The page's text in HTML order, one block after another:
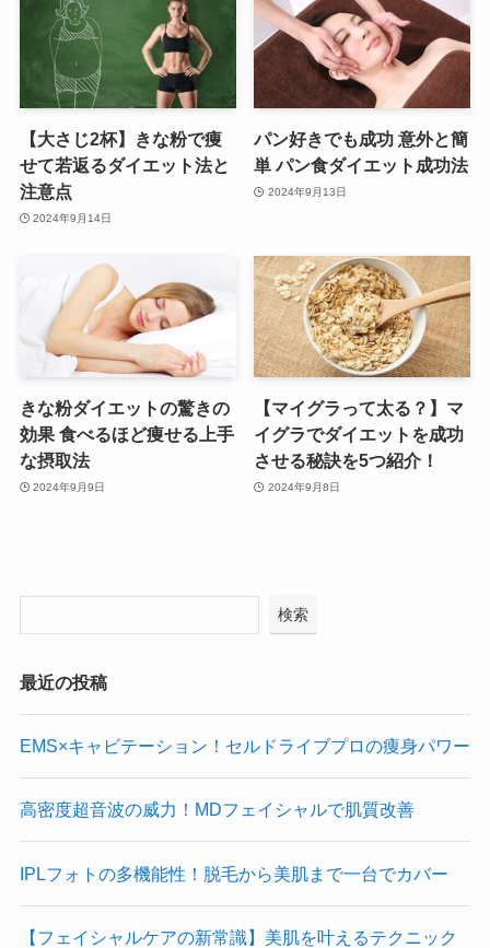
【大さじ2杯】きな粉で痩
せて若返るダイエット法と
注意点
2024年9月14日
パン好きでも成功 意外と簡
単 パン食ダイエット成功法
2024年9月13日
きな粉ダイエットの驚きの
効果 食べるほど痩せる上手
な摂取法
2024年9月9日
【マイグラって太る？】マ
イグラでダイエットを成功
させる秘訣を5つ紹介！
2024年9月8日
検索
最近の投稿
EMS×キャビテーション！セルドライブプロの痩身パワー
高密度超音波の威力！MDフェイシャルで肌質改善
IPLフォトの多機能性！脱毛から美肌まで一台でカバー
【フェイシャルケアの新常識】美肌を叶えるテクニック